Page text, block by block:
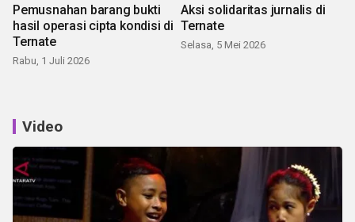
Pemusnahan barang bukti
hasil operasi cipta kondisi di
Ternate
Rabu, 1 Juli 2026
Aksi solidaritas jurnalis di
Ternate
Selasa, 5 Mei 2026
Video